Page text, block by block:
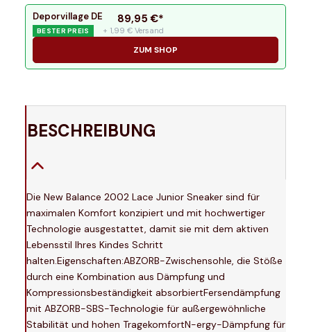
Deporvillage DE
BESTER PREIS
89,95 €*
+ 1,99 € Versand
ZUM SHOP
BESCHREIBUNG
Die New Balance 2002 Lace Junior Sneaker sind für
maximalen Komfort konzipiert und mit hochwertiger
Technologie ausgestattet, damit sie mit dem aktiven
Lebensstil Ihres Kindes Schritt
halten.Eigenschaften:ABZORB-Zwischensohle, die Stöße
durch eine Kombination aus Dämpfung und
Kompressionsbeständigkeit absorbiertFersendämpfung
mit ABZORB-SBS-Technologie für außergewöhnliche
Stabilität und hohen TragekomfortN-ergy-Dämpfung für